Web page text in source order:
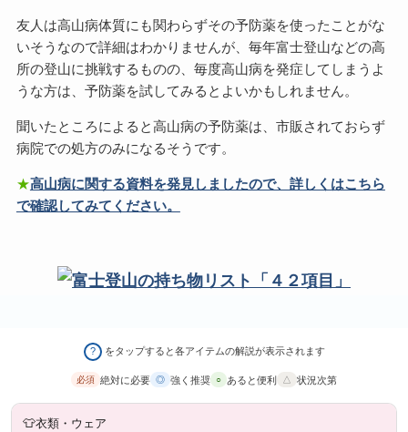
友人は高山病体質にも関わらずその予防薬を使ったことがな
いそうなので詳細はわかりませんが、毎年富士登山などの高
所の登山に挑戦するものの、毎度高山病を発症してしまうよ
うな方は、予防薬を試してみるとよいかもしれません。
聞いたところによると高山病の予防薬は、市販されておらず
病院での処方のみになるそうです。
★高山病に関する資料を発見しましたので、詳しくはこちら
で確認してみてください。
? をタップすると各アイテムの解説が表示されます
必須 絶対に必要 ◎ 強く推奨 ○ あると便利 △ 状況次第
👕衣類・ウェア